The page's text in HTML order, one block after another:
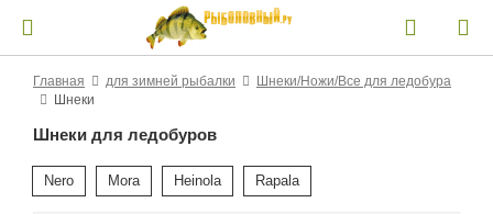
Главная для зимней рыбалки
Шнеки/Ножи/Все для ледобура
Шнеки
Шнеки для ледобуров
Nero Mora Heinola Rapala